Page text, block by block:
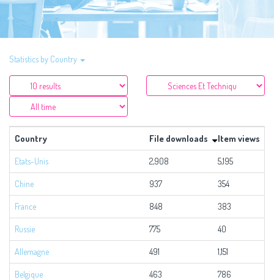
Statistics by Country
Country File downloads Item views
Etats-Unis 2,908 5,195
Chine 937 354
France 848 383
Russie 775 40
Allemagne 491 1,151
Belgique 463 786